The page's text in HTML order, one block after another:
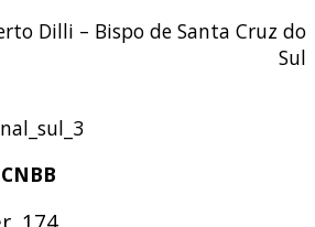
Dilli – Bispo de Santa Cruz do
Sul